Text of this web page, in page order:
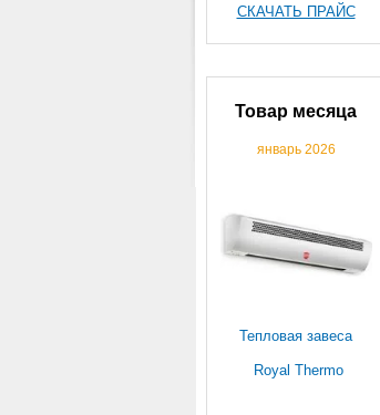
СКАЧАТЬ ПРАЙС
Товар месяца
январь 2026
Тепловая завеса
Royal Thermo